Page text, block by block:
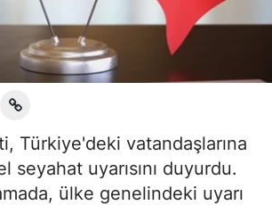
Türkiye'deki vatandaşlarına
seyahat uyarısını duyurdu.
ülke genelindeki uyarı